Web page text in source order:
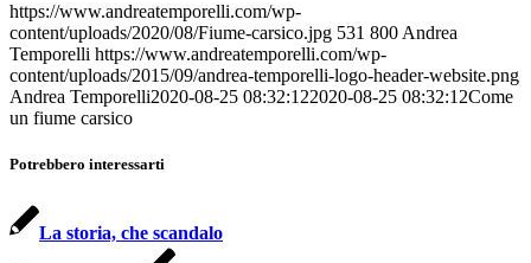
https://www.andreatemporelli.com/wp-
content/uploads/2020/08/Fiume-carsico.jpg 531 800 Andrea
Temporelli https://www.andreatemporelli.com/wp-
content/uploads/2015/09/andrea-temporelli-logo-header-website.png
Andrea Temporelli2020-08-25 08:32:122020-08-25 08:32:12Come
un fiume carsico
Potrebbero interessarti
La storia, che scandalo